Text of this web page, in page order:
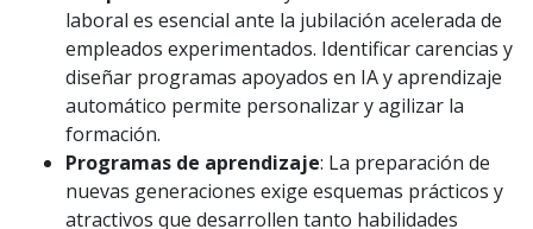
laboral es esencial ante la jubilación acelerada de
empleados experimentados. Identificar carencias y
diseñar programas apoyados en IA y aprendizaje
automático permite personalizar y agilizar la
formación.
Programas de aprendizaje: La preparación de
nuevas generaciones exige esquemas prácticos y
atractivos que desarrollen tanto habilidades